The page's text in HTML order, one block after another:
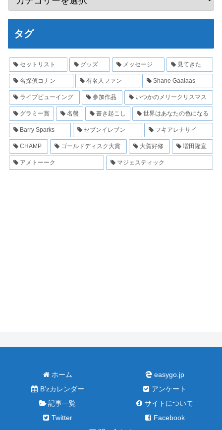
タグ
セットリスト グッズ メッセージ 見てきた
名探偵コナン 有名人ファン Shane Gaalaas
ライブビューイング 参加作品 いつかのメリークリスマス
グラミー賞 名盤 書き起こし 世界はあなたの色になる
Barry Sparks セブンイレブン フキアレナサイ
CHAMP ゴールドディスク大賞 大賀好修 増田隆宣
アメトーーク マジェスティック
ホーム
easygo.jp
B’zカレンダー
アンケート
記事一覧
サイトについて
Twitter
Facebook